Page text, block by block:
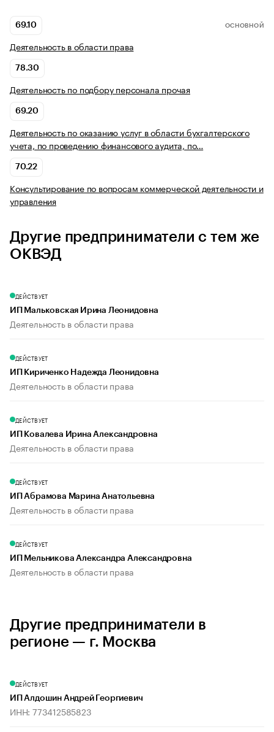
69.10 ОСНОВНОЙ
Деятельность в области права
78.30
Деятельность по подбору персонала прочая
69.20
Деятельность по оказанию услуг в области бухгалтерского
учета, по проведению финансового аудита, по…
70.22
Консультирование по вопросам коммерческой деятельности и
управления
Другие предприниматели с тем же
ОКВЭД
ДЕЙСТВУЕТ
ИП Мальковская Ирина Леонидовна
Деятельность в области права
ДЕЙСТВУЕТ
ИП Кириченко Надежда Леонидовна
Деятельность в области права
ДЕЙСТВУЕТ
ИП Ковалева Ирина Александровна
Деятельность в области права
ДЕЙСТВУЕТ
ИП Абрамова Марина Анатольевна
Деятельность в области права
ДЕЙСТВУЕТ
ИП Мельникова Александра Александровна
Деятельность в области права
Другие предприниматели в
регионе — г. Москва
ДЕЙСТВУЕТ
ИП Алдошин Андрей Георгиевич
ИНН: 773412585823